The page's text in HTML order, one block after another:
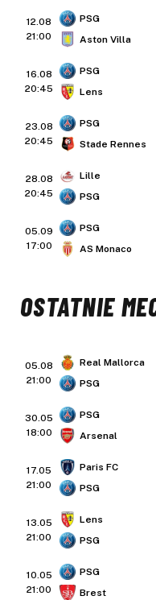
12.08
21:00
PSG
Aston Villa
16.08
20:45
PSG
Lens
23.08
20:45
PSG
Stade Rennes
28.08
20:45
Lille
PSG
05.09
17:00
PSG
AS Monaco
OSTATNIE
05.08
21:00
Real Mallorca
PSG
30.05
18:00
PSG
Arsenal
17.05
21:00
Paris FC
PSG
13.05
21:00
Lens
PSG
10.05
21:00
PSG
Brest